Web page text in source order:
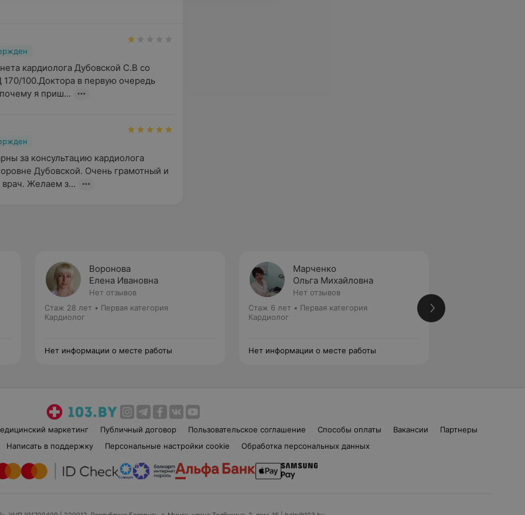
кардиолога Дубовской С.В со
170/100.Доктора в первую очередь
я приш...
за консультацию кардиолога
Дубовской. Очень грамотный и
Желаем з...
Воронова
Елена Ивановна
Нет отзывов
Стаж 28 лет • Первая категория
Кардиолог
Нет информации о месте работы
Марченко
Ольга Михайловна
Нет отзывов
Стаж 6 лет • Первая категория
Кардиолог
Нет информации о месте работы
маркетинг Публичный договор Пользовательское соглашение Способы оплаты Вакансии
Партнеры
Написать в поддержку Персональные настройки cookie Обработка персональных данных